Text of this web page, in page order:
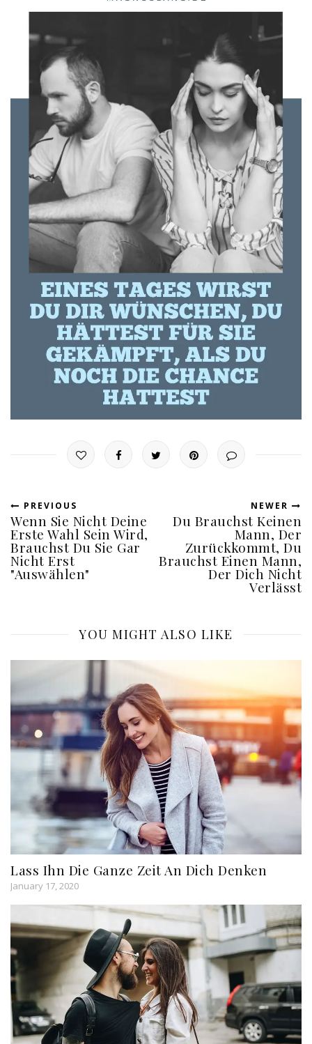
PREVIOUS
Wenn Sie Nicht Deine
Erste Wahl Sein Wird,
Brauchst Du Sie Gar
Nicht Erst
"Auswählen"
NEWER
Du Brauchst Keinen
Mann, Der
Zurückkommt, Du
Brauchst Einen Mann,
Der Dich Nicht
Verlässt
YOU MIGHT ALSO LIKE
Lass Ihn Die Ganze Zeit An Dich Denken
January 17, 2020